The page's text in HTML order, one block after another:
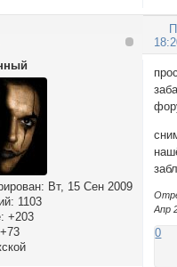
: Вт, 15 Сен 2009
1103
+203
+73
Апр
0